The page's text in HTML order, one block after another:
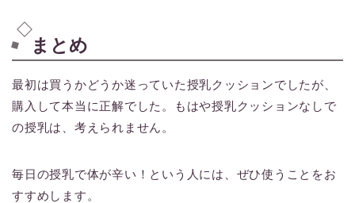
まとめ
最初は買うかどうか迷っていた授乳クッションでしたが、
購入して本当に正解でした。もはや授乳クッションなしで
の授乳は、考えられません。
毎日の授乳で体が辛い！という人には、ぜひ使うことをお
すすめします。